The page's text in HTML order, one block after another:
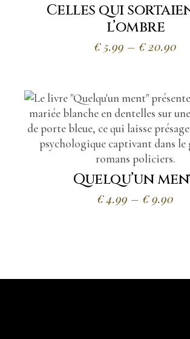
Celles qui
l’ombre
€ 5.99 – € 20.90
Plage
de
€20.90
Quelqu’un
€4.99 – €9.90
Plage
de